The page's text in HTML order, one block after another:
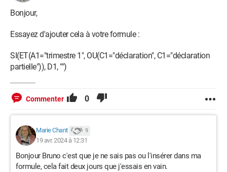
Bonjour,
Essayez d'ajouter cela à votre formule :
SI(ET(A1="trimestre 1", OU(C1="déclaration", C1="déclaration
partielle")), D1, "")
Commenter 0
Marie Chant 9
19 avr. 2024 à 12:31
Bonjour Bruno c'est que je ne sais pas ou l'insérer dans ma
formule, cela fait deux jours que j'essais en vain.